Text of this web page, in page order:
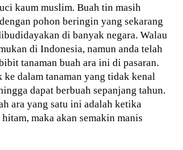
kaum muslim. Buah tin masih
pohon beringin yang sekarang
di banyak negara. Walau
di Indonesia, namun anda telah
tanaman buah ara ini di pasaran.
ke dalam tanaman yang tidak kenal
dapat berbuah sepanjang tahun.
ara yang satu ini adalah ketika
maka akan semakin manis